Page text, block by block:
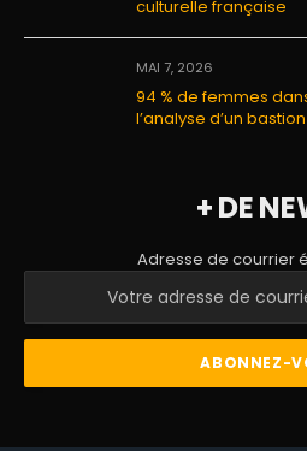
culturelle française
MAI 7, 2026
94 % de femmes
l’analyse d’un
+ DE
Adresse de courrier